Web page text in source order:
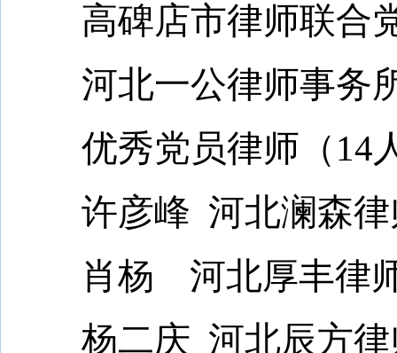
高碑店市律师联合
河北一公律师事务
优秀党员律师（14
许彦峰 河北澜森律
肖杨 河北厚丰律
杨二庆 河北辰方律